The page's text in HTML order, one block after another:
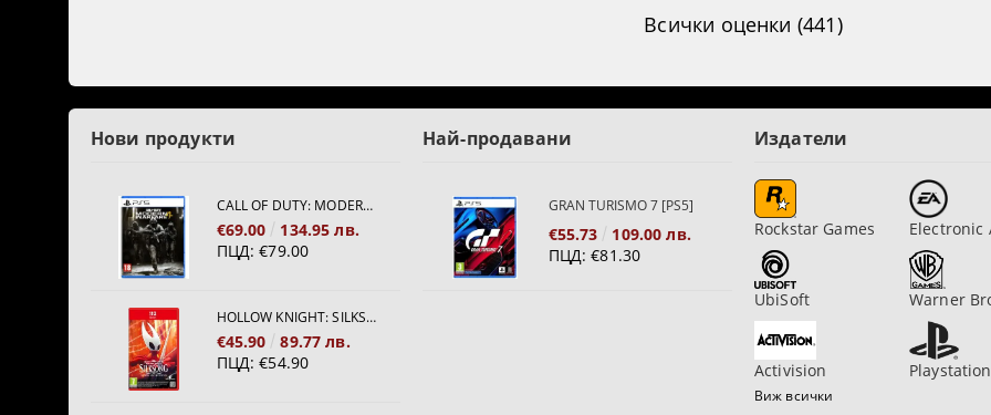
Всички оценки (441)
Нови продукти
CALL OF DUTY: MODERN WARFARE 4[PS5]
€69.00
134.95 лв.
ПЦД: €79.00
HOLLOW KNIGHT: SILKSONG [NINTENDO SWITCH 2]
€45.90
89.77 лв.
ПЦД: €54.90
Най-продавани
GRAN TURISMO 7 [PS5]
€55.73
109.00 лв.
ПЦД: €81.30
Издатели
Rockstar Games Electronic
UbiSoft Warner
Activision Playstation
Виж всички